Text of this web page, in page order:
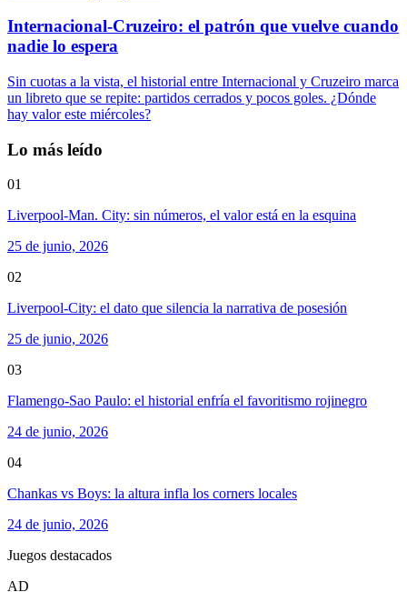
Internacional-Cruzeiro: el patrón que vuelve cuando
nadie lo espera
Sin cuotas a la vista, el historial entre Internacional y Cruzeiro marca
un libreto que se repite: partidos cerrados y pocos goles. ¿Dónde
hay valor este miércoles?
Lo más leído
01
Liverpool-Man. City: sin números, el valor está en la esquina
25 de junio, 2026
02
Liverpool-City: el dato que silencia la narrativa de posesión
25 de junio, 2026
03
Flamengo-Sao Paulo: el historial enfría el favoritismo rojinegro
24 de junio, 2026
04
Chankas vs Boys: la altura infla los corners locales
24 de junio, 2026
Juegos destacados
AD